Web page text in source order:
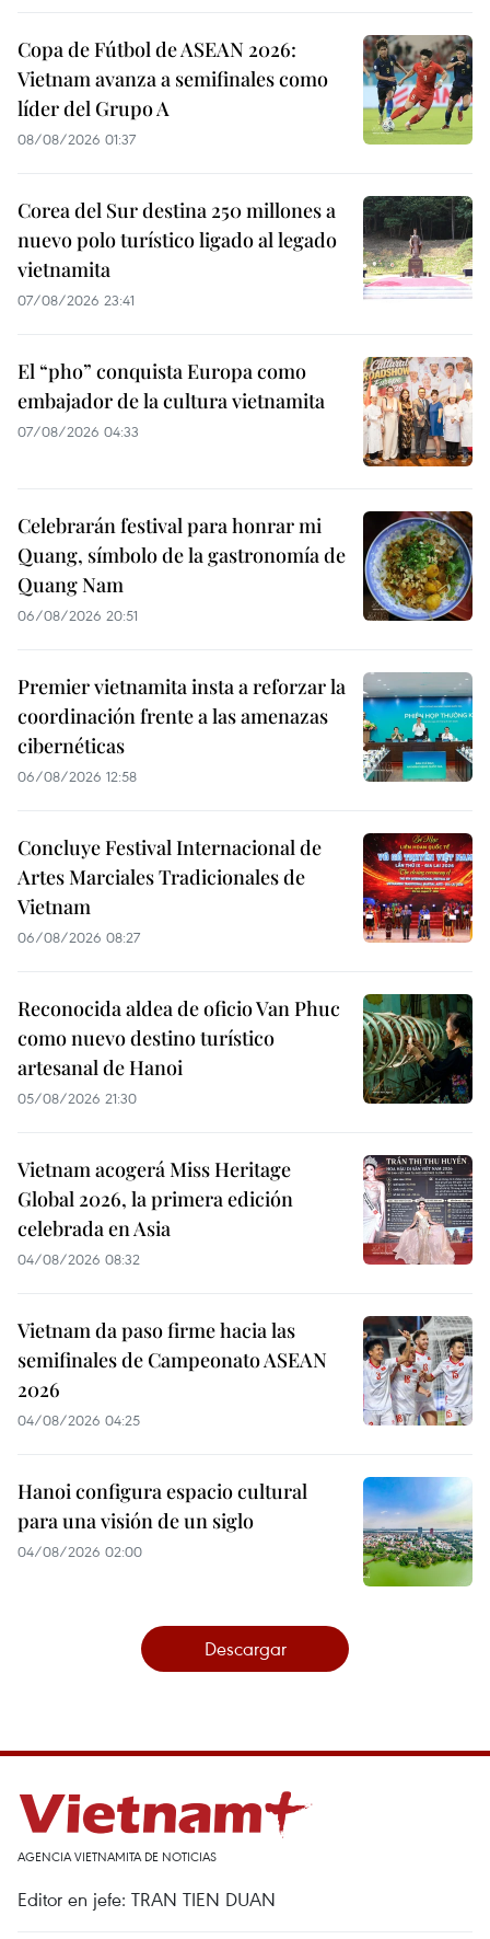
Copa de Fútbol de ASEAN 2026:
Vietnam avanza a semifinales como
líder del Grupo A
08/08/2026 01:37
Corea del Sur destina 250 millones a
nuevo polo turístico ligado al legado
vietnamita
07/08/2026 23:41
El “pho” conquista Europa como
embajador de la cultura vietnamita
07/08/2026 04:33
Celebrarán festival para honrar mi
Quang, símbolo de la gastronomía de
Quang Nam
06/08/2026 20:51
Premier vietnamita insta a reforzar la
coordinación frente a las amenazas
cibernéticas
06/08/2026 12:58
Concluye Festival Internacional de
Artes Marciales Tradicionales de
Vietnam
06/08/2026 08:27
Reconocida aldea de oficio Van Phuc
como nuevo destino turístico
artesanal de Hanoi
05/08/2026 21:30
Vietnam acogerá Miss Heritage
Global 2026, la primera edición
celebrada en Asia
04/08/2026 08:32
Vietnam da paso firme hacia las
semifinales de Campeonato ASEAN
2026
04/08/2026 04:25
Hanoi configura espacio cultural
para una visión de un siglo
04/08/2026 02:00
Descargar
AGENCIA VIETNAMITA DE NOTICIAS
Editor en jefe: TRAN TIEN DUAN